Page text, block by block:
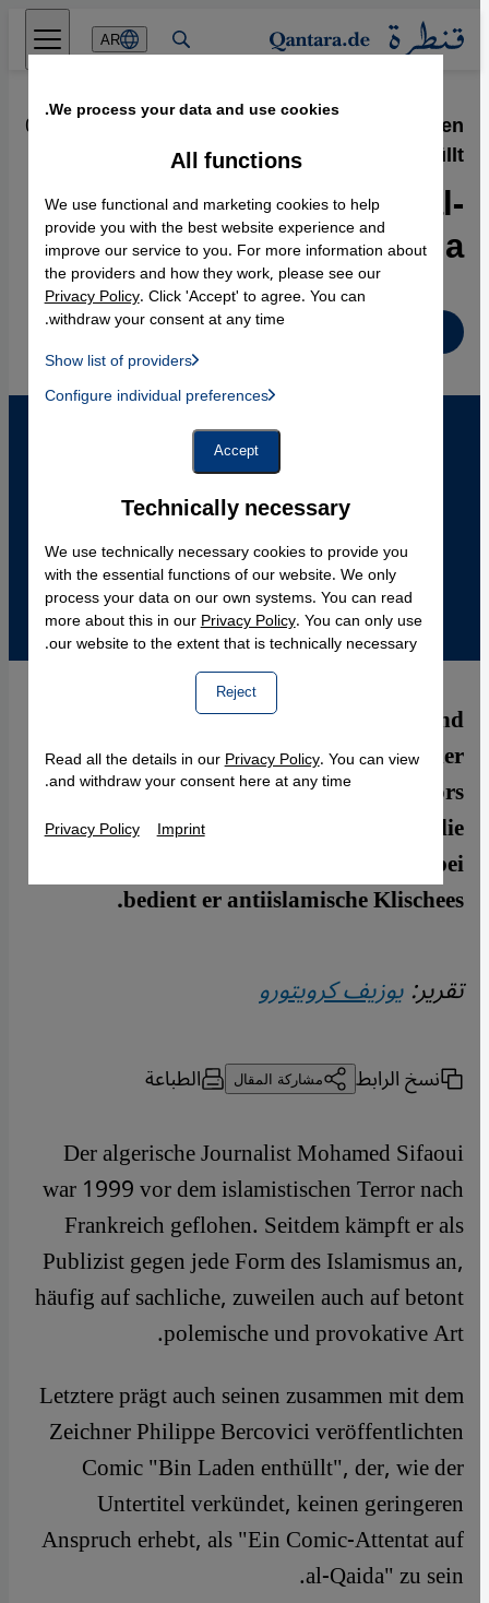
Direkt zum Inhalt springen
AR
Mohamed Sifaoui: "Bin Laden
enthüllt"
·
06.08.2010
Ein Comic-Attentat auf al-
Qaida
Mohamed Sifaoui, algerischer Publizist und
ausgewiesener Kenner radikal-islamischer
Ideologien, will mit der Waffe des Humors
dem Terror zu Leibe rücken, den die
radikalen Islamisten verbreiten – dabei
bedient er antiislamische Klischees.
تقرير:يوزيف كرويتورو
نسخ الرابط مشاركة المقال الطباعة
Der algerische Journalist Mohamed Sifaoui
war 1999 vor dem islamistischen Terror nach
Frankreich geflohen. Seitdem kämpft er als
Publizist gegen jede Form des Islamismus an,
häufig auf sachliche, zuweilen auch auf betont
polemische und provokative Art.
Letztere prägt auch seinen zusammen mit dem
Zeichner Philippe Bercovici veröffentlichten
Comic "Bin Laden enthüllt", der, wie der
Untertitel verkündet, keinen geringeren
Anspruch erhebt, als "Ein Comic-Attentat auf
al-Qaida" zu sein.
We process your data and use cookies.
Technically necessary
We use technically necessary cookies to provide you
with the essential functions of our website. We only
process your data on our own systems. You can read
more about this in ourPrivacy Policy. You can only use
our website to the extent that is technically necessary.
Reject
All functions
We use functional and marketing cookies to help
provide you with the best website experience and
improve our service to you. For more information about
the providers and how they work, please see our
Privacy Policy. Click 'Accept' to agree. You can
withdraw your consent at any time.
Show list of providers
Instagram Embed, Twitter Embed, Youtube Embed
Facebook Embed / Facebook Connect
Google Maps Embed
Configure individual preferences
Accept
Read all the details in ourPrivacy Policy. You can view
and withdraw your consent here at any time.
Privacy Policy Imprint